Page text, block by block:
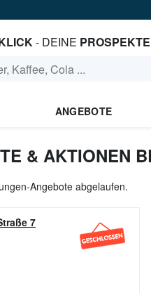
- DEINE PROSPEKTE
ANGEBOTE
& AKTIONEN
Angebote abgelaufen.
7